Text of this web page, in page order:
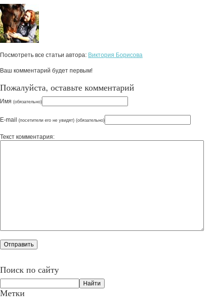
Посмотреть все статьи автора: Виктория Борисова
Ваш комментарий будет первым!
Пожалуйста, оставьте комментарий
Имя (обязательно)
E-mail (посетители его не увидят) (обязательно)
Текст комментария:
Поиск по сайту
Метки